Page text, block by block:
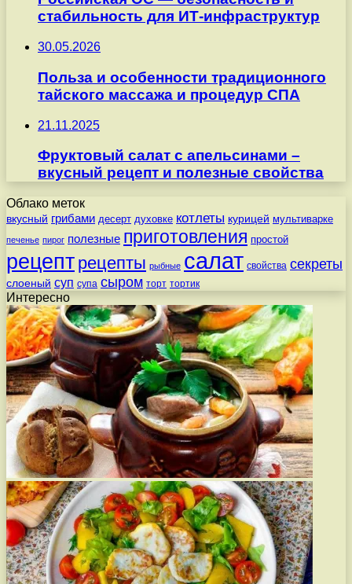
стабильность для ИТ-инфраструктур
30.05.2026
Польза и особенности традиционного
тайского массажа и процедур СПА
21.11.2025
Фруктовый салат с апельсинами –
вкусный рецепт и полезные свойства
Облако меток
вкусный грибами десерт духовке котлеты курицей мультиварке
печенье пирог полезные приготовления простой
рецепт рецепты рыбные салат свойства секреты
слоеный суп супа сыром торт тортик
Интересно